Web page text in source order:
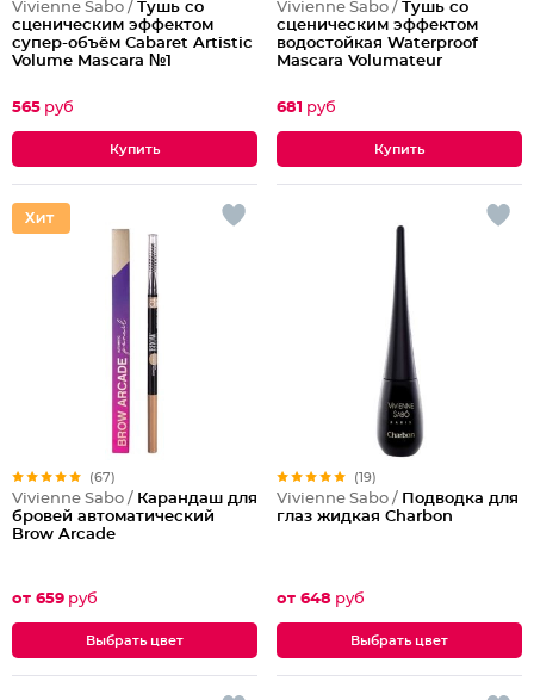
Vivienne Sabo / Тушь со
сценическим эффектом
супер-объём Cabaret Artistic
Volume Mascara №1
565 руб
Vivienne Sabo / Тушь со
сценическим эффектом
водостойкая Waterproof
Mascara Volumateur
681 руб
(67)
Vivienne Sabo / Карандаш для
бровей автоматический
Brow Arcade
от 659 руб
Выбрать цвет
(19)
Vivienne Sabo / Подводка для
глаз жидкая Charbon
от 648 руб
Выбрать цвет